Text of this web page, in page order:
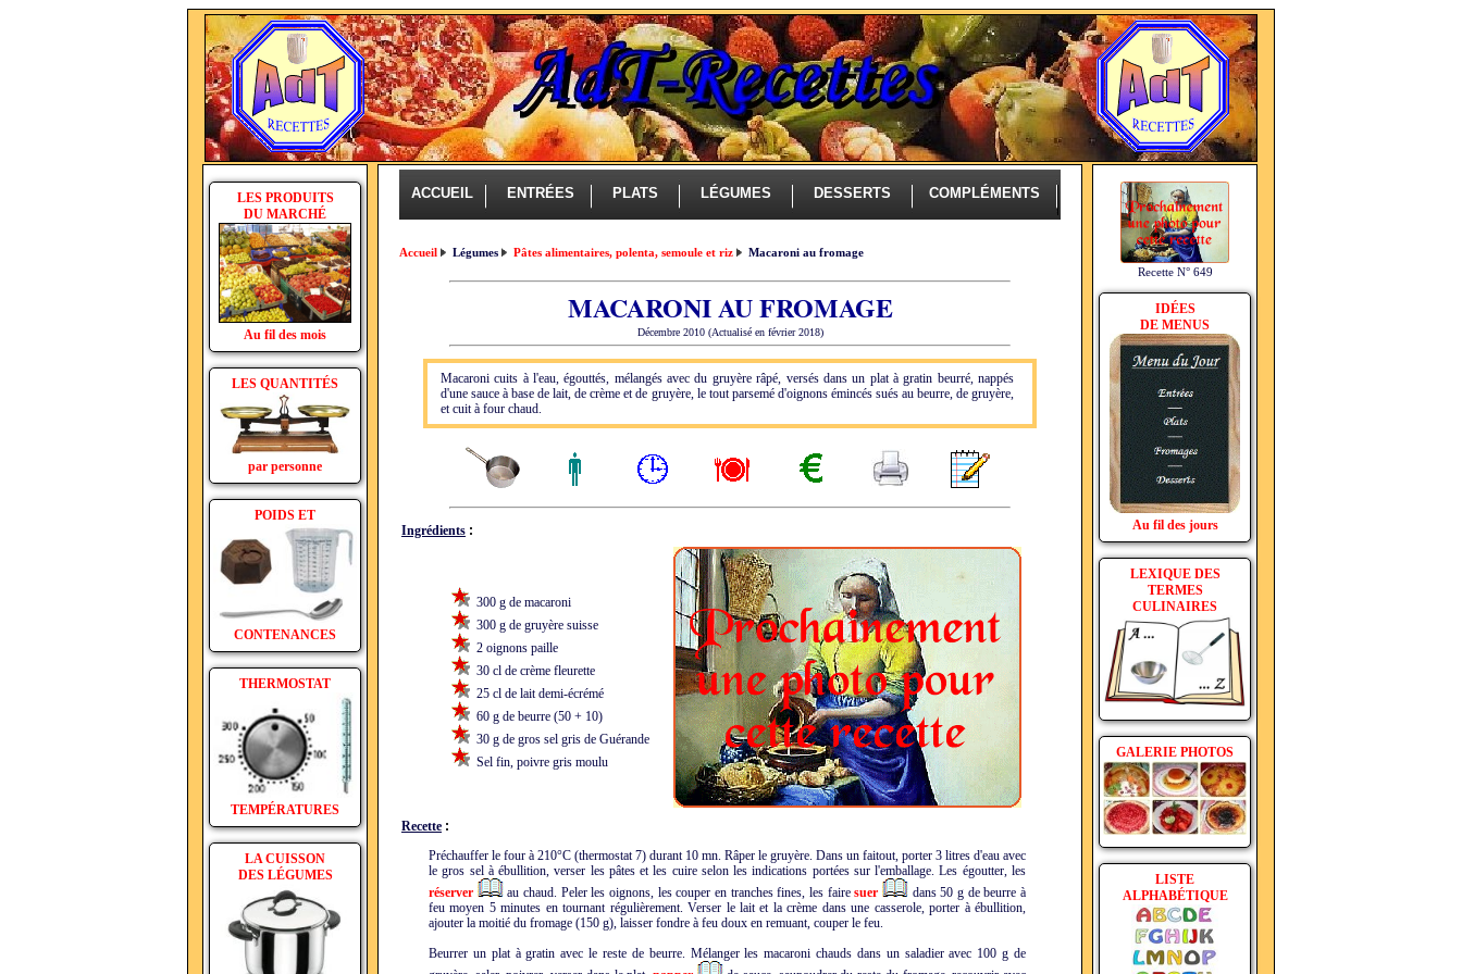
LES PRODUITS
DU MARCHÉ
Au fil des mois
LES QUANTITÉS
par personne
POIDS ET
CONTENANCES
THERMOSTAT
TEMPÉRATURES
LA CUISSON
DES LÉGUMES
ACCUEIL ENTRÉES PLATS LÉGUMES DESSERTS COMPLÉMENTS
Accueil Légumes Pâtes alimentaires, polenta, semoule et riz Macaroni au fromage
MACARONI AU FROMAGE
Décembre 2010 (Actualisé en février 2018)
Macaroni cuits à l'eau, égouttés, mélangés avec du gruyère râpé, versés dans un plat à gratin beurré, nappés
d'une sauce à base de lait, de crème et de gruyère, le tout parsemé d'oignons émincés sués au beurre, de gruyère,
et cuit à four chaud.
Ingrédients :
300 g de macaroni
300 g de gruyère suisse
2 oignons paille
30 cl de crème fleurette
25 cl de lait demi-écrémé
60 g de beurre (50 + 10)
30 g de gros sel gris de Guérande
Sel fin, poivre gris moulu
Recette :
Préchauffer le four à 210°C (thermostat 7) durant 10 mn. Râper le gruyère. Dans un faitout, porter 3 litres d'eau avec
le gros sel à ébullition, verser les pâtes et les cuire selon les indications portées sur l'emballage. Les égoutter, les
réserver
au chaud. Peler les oignons, les couper en tranches fines, les fairesuer
dans 50 g de beurre à
feu moyen 5 minutes en tournant régulièrement. Verser le lait et la crème dans une casserole, porter à ébullition,
ajouter la moitié du fromage (150 g), laisser fondre à feu doux en remuant, couper le feu.
Beurrer un plat à gratin avec le reste de beurre. Mélanger les macaroni chauds dans un saladier avec 100 g de
Recette N° 649
IDÉES
DE MENUS
Au fil des jours
LEXIQUE DES
TERMES
CULINAIRES
GALERIE PHOTOS
LISTE
ALPHABÉTIQUE